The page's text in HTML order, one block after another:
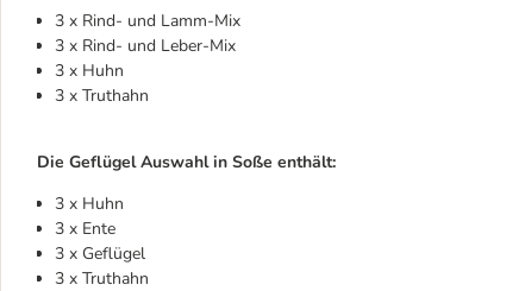
3 x Rind- und Lamm-Mix
3 x Rind- und Leber-Mix
3 x Huhn
3 x Truthahn
Die Geflügel Auswahl in Soße enthält:
3 x Huhn
3 x Ente
3 x Geflügel
3 x Truthahn